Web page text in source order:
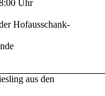
Uhr
Hofausschank-
aus den